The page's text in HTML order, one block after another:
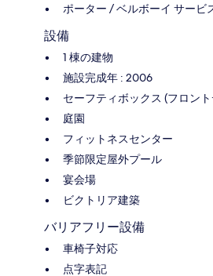
ポーター / ベルボーイ サービ
設備
1 棟の建物
施設完成年 : 2006
セーフティボックス (フロン
庭園
フィットネスセンター
季節限定屋外プール
宴会場
ビクトリア建築
バリアフリー設備
車椅子対応
点字表記